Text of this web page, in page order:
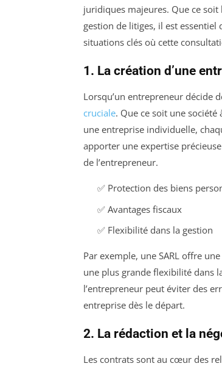
juridiques majeures. Que ce
gestion de litiges, il est essentiel
situations clés où cette
1. La création d’une
Lorsqu’un entrepreneur décide
cruciale. Que ce soit une société
une entreprise individuelle,
apporter une expertise
de l’entrepreneur.
✅ Protection des biens
✅ Avantages fiscaux
✅ Flexibilité dans la gestion
Par exemple, une SARL offre
une plus grande flexibilité dans
l’entrepreneur peut éviter des
entreprise dès le départ.
2. La rédaction et la
Les contrats sont au cœur des